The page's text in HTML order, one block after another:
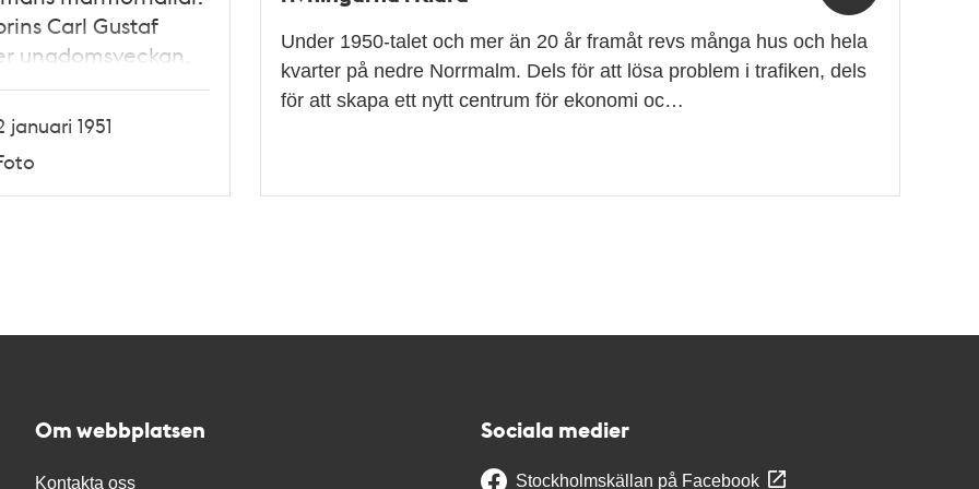
Carl Gustaf
ungdomsveckan,
i en Austin
T.h. Prinsessan
januari 1951
Under 1950-talet och mer än 20 år framåt revs många hus och hela
kvarter på nedre Norrmalm. Dels för att lösa problem i trafiken, dels
för att skapa ett nytt centrum för ekonomi oc…
Om webbplatsen
Kontakta oss
Sociala medier
Stockholmskällan på Facebook